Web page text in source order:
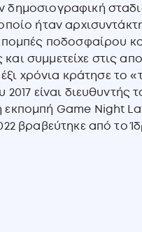
ήταν
ποδοσφαίρου
συμμετείχε στις
χρόνια κράτησε
είναι διευθυντής
Game Night
βραβεύτηκε από το